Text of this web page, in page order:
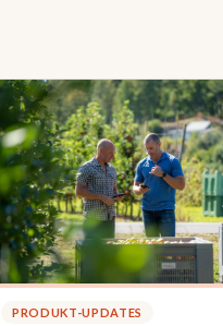
PRODUKT-UPDATES